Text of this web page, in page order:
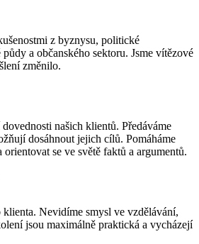
z byznysu, politické
a občanského sektoru. Jsme vítězové
změnilo.
našich klientů. Předáváme
dosáhnout jejich cílů. Pomáháme
se ve světě faktů a argumentů.
klienta. Nevidíme smysl ve vzdělávání,
jsou maximálně praktická a vycházejí